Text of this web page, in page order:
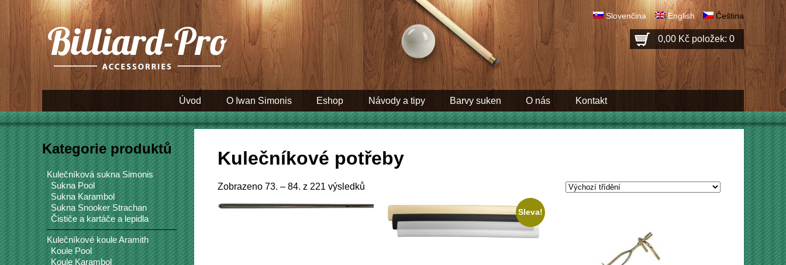
0,00 Kč položek: 0
Slovenčina English Čeština
Úvod O Iwan Simonis Eshop Návody a tipy Barvy suken O nás Kontakt
Kulečníkové potřeby
Zobrazeno 73. – 84. z 221 výsledků
Sleva!
Kategorie produktů
Kulečníková sukna Simonis
Sukna Pool
Sukna Karambol
Sukna Snooker Strachan
Čističe a kartáče a lepidla
Kulečníkové koule Aramith
Koule Pool
Koule Karambol